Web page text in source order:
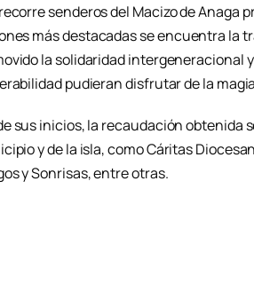
senderos del Macizo de Anaga
más destacadas se encuentra la
la solidaridad intergeneracional
pudieran disfrutar de la
sus inicios, la recaudación obtenida
y de la isla, como Cáritas
y Sonrisas, entre otras.